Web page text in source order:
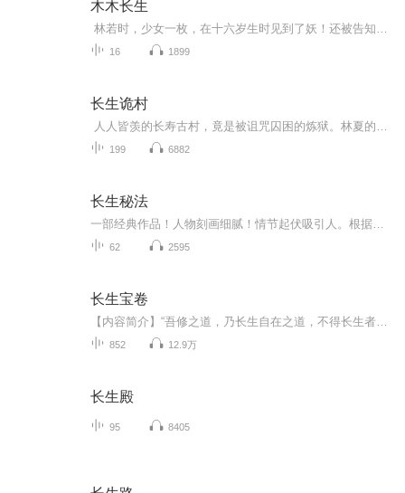
木木长生
16 1899
长生诡村
199 6882
长生秘法
62 2595
长生宝卷
852 12.9万
长生殿
95 8405